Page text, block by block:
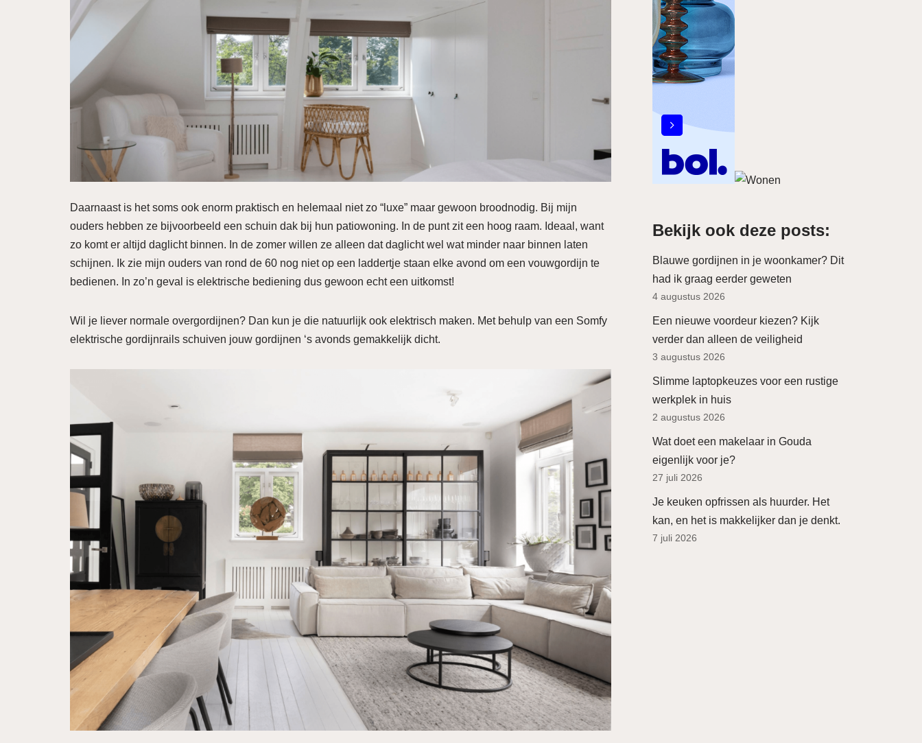
Daarnaast is het soms ook enorm praktisch en helemaal niet zo “luxe” maar gewoon broodnodig. Bij mijn
ouders hebben ze bijvoorbeeld een schuin dak bij hun patiowoning. In de punt zit een hoog raam. Ideaal, want
zo komt er altijd daglicht binnen. In de zomer willen ze alleen dat daglicht wel wat minder naar binnen laten
schijnen. Ik zie mijn ouders van rond de 60 nog niet op een laddertje staan elke avond om een vouwgordijn te
bedienen. In zo’n geval is elektrische bediening dus gewoon echt een uitkomst!
Wil je liever normale overgordijnen? Dan kun je die natuurlijk ook elektrisch maken. Met behulp van een Somfy
elektrische gordijnrails schuiven jouw gordijnen ‘s avonds gemakkelijk dicht.
Bekijk ook deze posts:
Blauwe gordijnen in je woonkamer? Dit
had ik graag eerder geweten
4 augustus 2026
Een nieuwe voordeur kiezen? Kijk
verder dan alleen de veiligheid
3 augustus 2026
Slimme laptopkeuzes voor een rustige
werkplek in huis
2 augustus 2026
Wat doet een makelaar in Gouda
eigenlijk voor je?
27 juli 2026
Je keuken opfrissen als huurder. Het
kan, en het is makkelijker dan je denkt.
7 juli 2026